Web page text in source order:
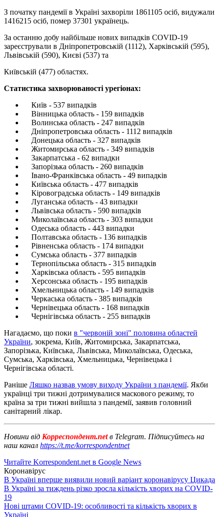
З початку пандемії в Україні захворіли 1861105 осіб, видужали
1416215 осіб, помер 37301 українець.
За останню добу найбільше нових випадків COVID-19
зареєстрували в Дніпропетровській (1112), Харківській (595),
Львівській (590), Києві (537) та
Київській (477) областях.
Статистика захворюваності урегіонах:
Київ - 537 випадків
Вінницька область - 159 випадків
Волинська область - 247 випадків
Дніпропетровська область - 1112 випадків
Донецька область - 327 випадків
Житомирська область - 349 випадків
Закарпатська - 62 випадки
Запорізька область - 260 випадків
Івано-Франківська область - 49 випадків
Київська область - 477 випадків
Кіровоградська область - 149 випадків
Луганська область - 43 випадки
Львівська область - 590 випадків
Миколаївська область - 303 випадки
Одеська область - 443 випадки
Полтавська область - 136 випадків
Рівненська область - 174 випадки
Сумська область - 377 випадків
Тернопільська область - 315 випадків
Харківська область - 595 випадків
Херсонська область - 195 випадків
Хмельницька область - 149 випадків
Черкаська область - 385 випадків
Чернівецька область - 168 випадків
Чернігівська область - 255 випадків
Нагадаємо, що поки в "червоній зоні" половина областей
України, зокрема, Київ, Житомирська, Закарпатська,
Запорізька, Київська, Львівська, Миколаївська, Одеська,
Сумська, Харківська, Хмельницька, Чернівецька і
Чернігівська області.
Раніше Ляшко назвав умову виходу України з пандемії. Якби
українці три тижні дотримувалися маскового режиму, то
країна за три тижні вийшла з пандемії, заявив головний
санітарний лікар.
Новини від Корреспондент.netв Telegram. Підписуйтесь на
наш канал https://t.me/korrespondentnet
Читайте Korrespondent.net в Google News
Коронавірус
В Україні вперше виявили новий варіант коронавірусу Цикада
В Україні за тиждень різко зросла кількість хворих на COVID-
19
Нові штами COVID-19: особливості та кількість хворих в
Україні